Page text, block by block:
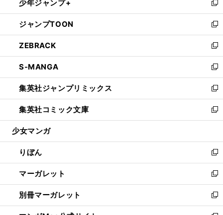
く
で
開
く
ド
ウ
で
開
く
ィ
ン
ド
ウ
で
開
く
い
ウ
ィ
ン
ド
ウ
で
開
く
少年ジャンプ+
新
し
い
ウ
ィ
ン
ド
ウ
で
開
く
ジャンプTOON
新
し
い
ウ
ィ
ン
ド
ウ
で
開
ZEBRACK
新
し
い
ウ
ィ
ン
ド
ウ
開
く
S-MANGA
新
し
い
ウ
ィ
ン
ウ
で
開
く
集英社ジャンプリミックス
新
し
い
ウ
ン
ド
ウ
で
開
く
集英社コミック文庫
新
し
ウ
ィ
ン
ド
ウ
で
開
少女マンガ
りぼん
新
し
い
ウ
ィ
ン
マーガレット
新
し
い
ウ
別冊マーガレット
新
し